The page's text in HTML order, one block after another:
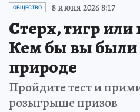
ОБЩЕСТВО 8 июня 2026 8:17
Стерх, тигр или
Кем бы вы были
природе
Пройдите тест и
розыгрыше призов